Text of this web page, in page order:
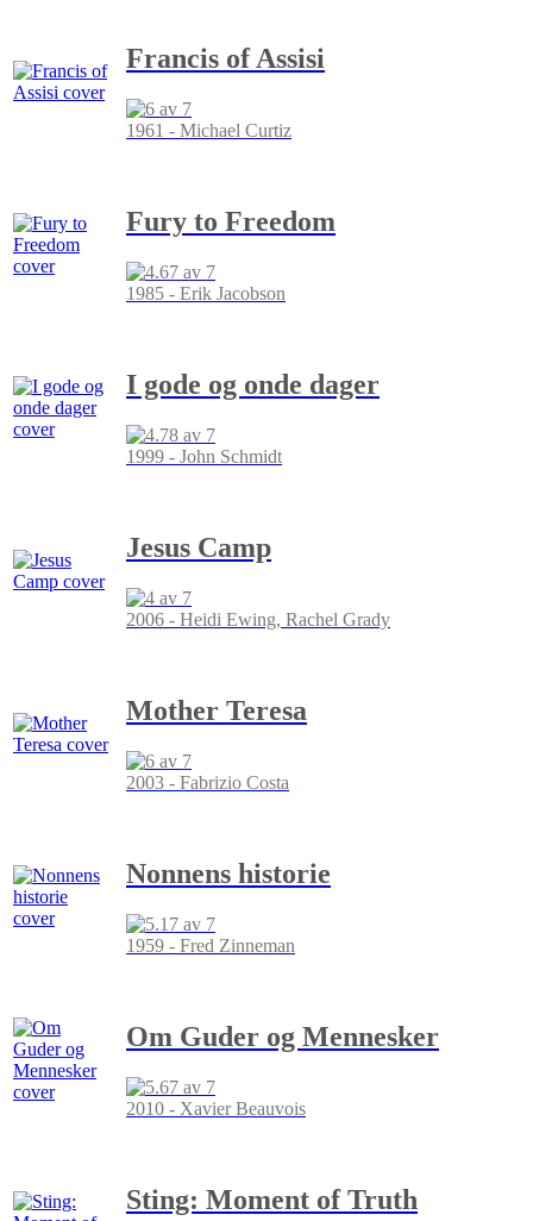
Francis of Assisi
1961 - Michael Curtiz
Fury to Freedom
1985 - Erik Jacobson
I gode og onde dager
1999 - John Schmidt
Jesus Camp
2006 - Heidi Ewing, Rachel Grady
Mother Teresa
2003 - Fabrizio Costa
Nonnens historie
1959 - Fred Zinneman
Om Guder og Mennesker
2010 - Xavier Beauvois
Sting: Moment of Truth